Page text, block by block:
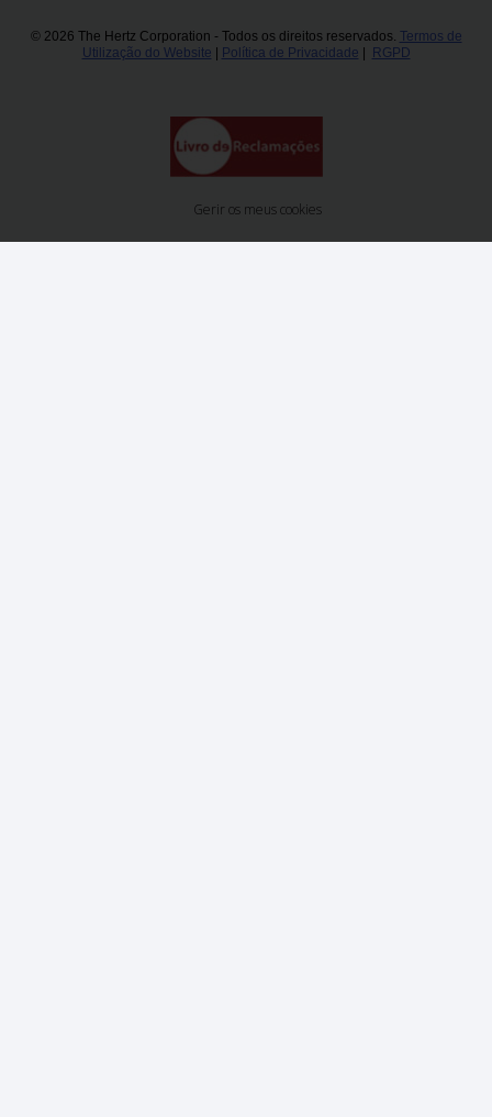
© 2026 The Hertz Corporation - Todos os direitos reservados. Termos de
Utilização do Website | Política de Privacidade | RGPD
Gerir os meus cookies